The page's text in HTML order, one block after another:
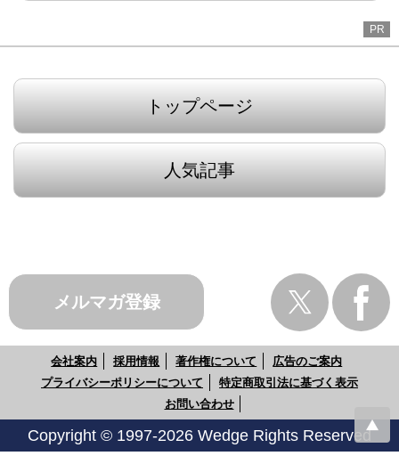
PR
トップページ
人気記事
メルマガ登録
会社案内 採用情報 著作権について
広告のご案内
プライバシーポリシーについて
特定商取引法に基づく表示
お問い合わせ
Copyright © 1997-2026 Wedge Rights Reserved